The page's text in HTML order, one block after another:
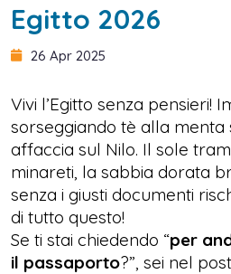
Egitto 2026
26 Apr 2025
Vivi l’Egitto senza pensieri!
sorseggiando tè alla
affaccia sul Nilo. Il sole
minareti, la sabbia dorata
senza i giusti documenti
di tutto questo!
Se ti stai chiedendo “per
il passaporto?”, sei nel